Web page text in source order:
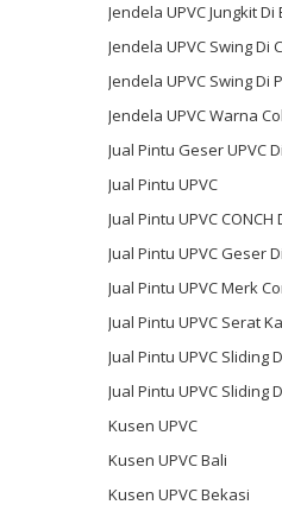
Jendela UPVC Jungkit Di
Jendela UPVC Swing Di
Jendela UPVC Swing Di
Jendela UPVC Warna
Jual Pintu Geser UPVC
Jual Pintu UPVC
Jual Pintu UPVC CONCH
Jual Pintu UPVC Geser
Jual Pintu UPVC Merk
Jual Pintu UPVC Serat
Jual Pintu UPVC Sliding
Jual Pintu UPVC Sliding
Kusen UPVC
Kusen UPVC Bali
Kusen UPVC Bekasi